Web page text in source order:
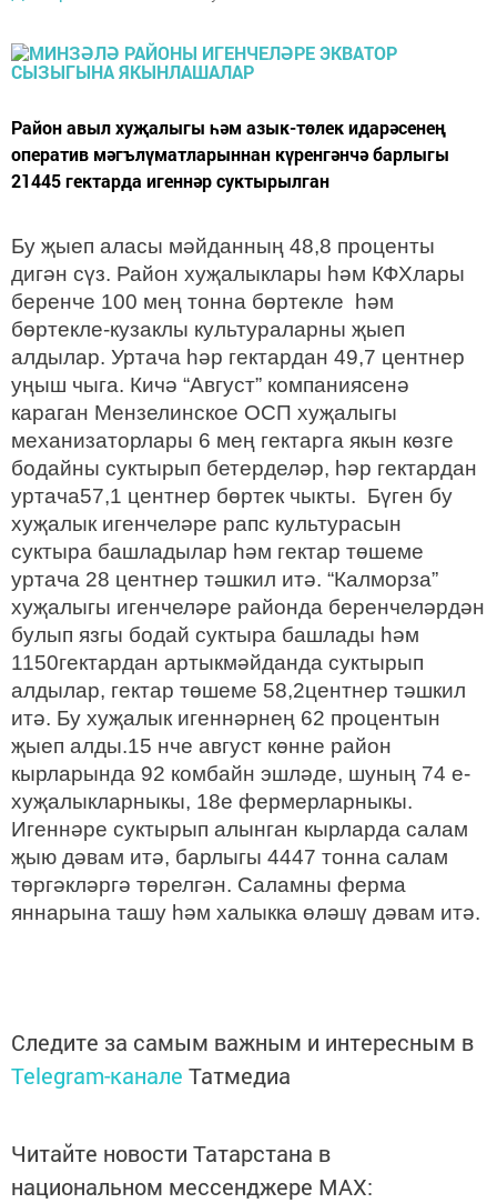
Район авыл хуҗалыгы һәм азык-төлек идарәсенең
оператив мәгълүматларыннан күренгәнчә барлыгы
21445 гектарда игеннәр суктырылган
Бу җыеп аласы мәйданның 48,8 проценты
дигән сүз. Район хуҗалыклары һәм КФХлары
беренче 100 мең тонна бөртекле һәм
бөртекле-кузаклы культураларны җыеп
алдылар. Уртача һәр гектардан 49,7 центнер
уңыш чыга. Кичә “Август” компаниясенә
караган Мензелинское ОСП хуҗалыгы
механизаторлары 6 мең гектарга якын көзге
бодайны суктырып бетерделәр, һәр гектардан
уртача57,1 центнер бөртек чыкты. Бүген бу
хуҗалык игенчеләре рапс культурасын
суктыра башладылар һәм гектар төшеме
уртача 28 центнер тәшкил итә. “Калморза”
хуҗалыгы игенчеләре районда беренчеләрдән
булып язгы бодай суктыра башлады һәм
1150гектардан артыкмәйданда суктырып
алдылар, гектар төшеме 58,2центнер тәшкил
итә. Бу хуҗалык игеннәрнең 62 процентын
җыеп алды.15 нче август көнне район
кырларында 92 комбайн эшләде, шуның 74 е-
хуҗалыкларныкы, 18е фермерларныкы.
Игеннәре суктырып алынган кырларда салам
җыю дәвам итә, барлыгы 4447 тонна салам
төргәкләргә төрелгән. Саламны ферма
яннарына ташу һәм халыкка өләшү дәвам итә.
Следите за самым важным и интересным в
Telegram-канале Татмедиа
Читайте новости Татарстана в
национальном мессенджере MАХ: